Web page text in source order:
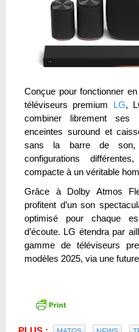
Conçue pour fonctionner
téléviseurs premium LG,
combiner librement
enceintes suround et
sans la barre de son,
configurations
compacte à un véritable
Grâce à Dolby Atmos
profitent d’un son
optimisé pour chaque
d’écoute. LG étendra par
gamme de téléviseurs
modèles 2025, via une